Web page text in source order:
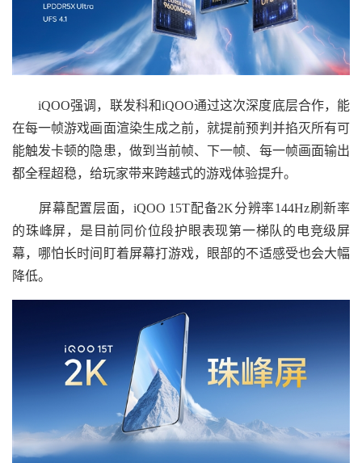
iQOO强调，联发科和iQOO通过这次深度底层合作，能
在每一帧游戏画面渲染生成之前，就提前预判并掐灭所有可
能触发卡顿的隐患，做到当前帧、下一帧、每一帧画面输出
都全程超稳，给玩家带来跨越式的游戏体验提升。
屏幕配置层面，iQOO 15T配备2K分辨率144Hz刷新率
的珠峰屏，是目前同价位段护眼表现第一梯队的电竞级屏
幕，哪怕长时间盯着屏幕打游戏，眼部的不适感受也会大幅
降低。